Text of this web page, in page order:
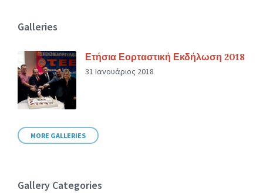
Galleries
Ετήσια Εορταστική Εκδήλωση 2018
31 Ιανουάριος 2018
MORE GALLERIES
Gallery Categories